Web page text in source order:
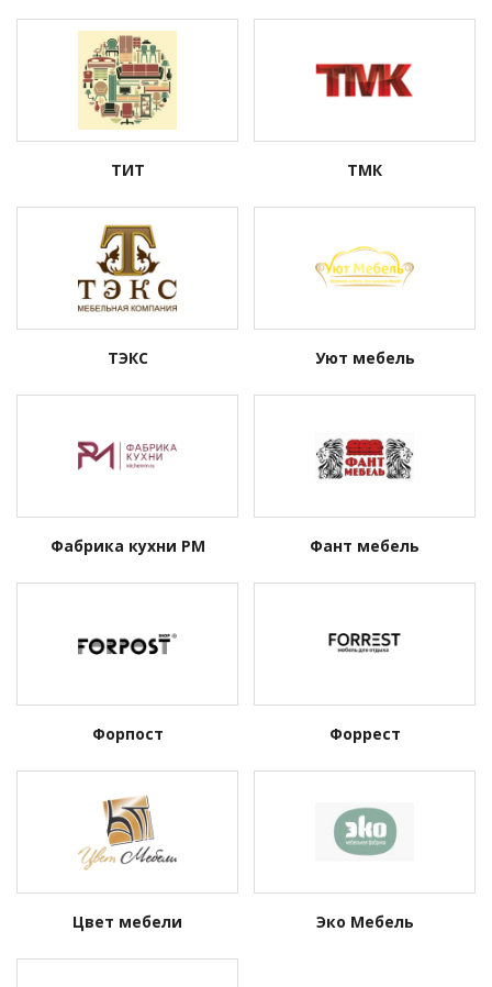
ТИТ ТМК
ТЭКС Уют мебель
Фабрика кухни РМ Фант мебель
Форпост Форрест
Цвет мебели Эко Мебель